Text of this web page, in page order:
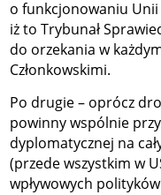
o funkcjonowaniu
iż to Trybunał
do orzekania w
Członkowskimi.
Po drugie – oprócz
powinny wspólnie
dyplomatycznej na
(przede wszystkim w
wpływowych